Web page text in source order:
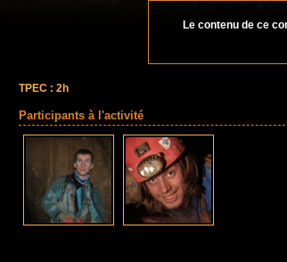
Le contenu de ce
TPEC : 2h
Participants à l'activité